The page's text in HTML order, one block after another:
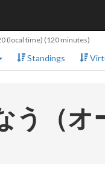
(local time) (120 minutes)
Standings
う（オ